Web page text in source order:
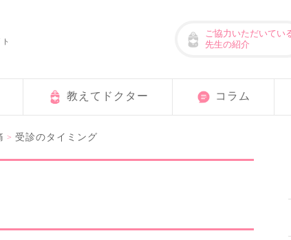
ご協力いただいてい
先生の紹介
教えてドクター コラム
> 受診のタイミング